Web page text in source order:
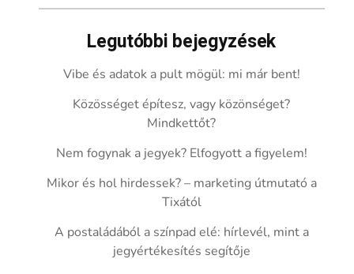
Legutóbbi bejegyzések
Vibe és adatok a pult mögül: mi már bent!
Közösséget építesz, vagy közönséget?
Mindkettőt?
Nem fogynak a jegyek? Elfogyott a figyelem!
Mikor és hol hirdessek? – marketing útmutató a
Tixától
A postaládából a színpad elé: hírlevél, mint a
jegyértékesítés segítője